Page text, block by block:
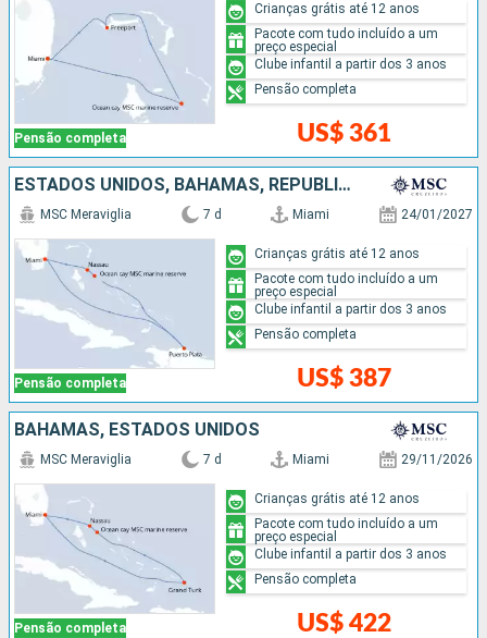
Pensão completa US$ 361
Crianças grátis até 12 anos
Pacote com tudo incluído a um
preço especial
Clube infantil a partir dos 3 anos
Pensão completa
ESTADOS UNIDOS, BAHAMAS, REPUBLICA DOMINICANA
Pensão completa
MSC Meraviglia 7 d Miami 24/01/2027
US$ 387
Crianças grátis até 12 anos
Pacote com tudo incluído a um
preço especial
Clube infantil a partir dos 3 anos
Pensão completa
BAHAMAS, ESTADOS UNIDOS
Pensão completa
MSC Meraviglia 7 d Miami 29/11/2026
US$ 422
Crianças grátis até 12 anos
Pacote com tudo incluído a um
preço especial
Clube infantil a partir dos 3 anos
Pensão completa